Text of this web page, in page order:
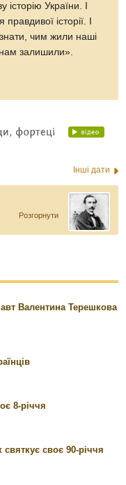
України. І
історії. І
знати, чим жили наші
залишили».
Інші дати
Розгорнути
Валентина Терешкова
8-річчя
своє 90-річчя